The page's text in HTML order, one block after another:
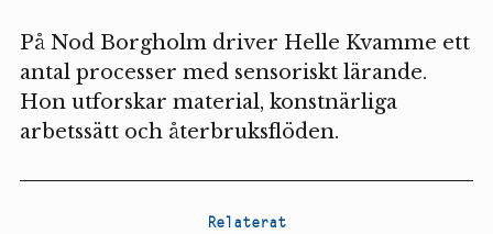
På Nod Borgholm driver Helle Kvamme ett
antal processer med sensoriskt lärande.
Hon utforskar material, konstnärliga
arbetssätt och återbruksflöden.
Relaterat